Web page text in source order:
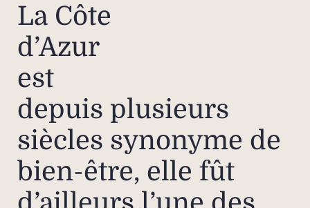
La Côte
d’Azur
est
depuis plusieurs
siècles synonyme de
bien-être, elle fût